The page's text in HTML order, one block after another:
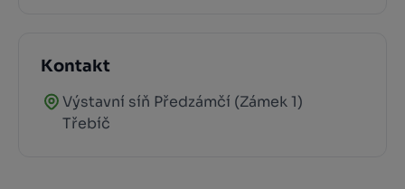
Kontakt
Výstavní síň Předzámčí (Zámek 1)
Třebíč